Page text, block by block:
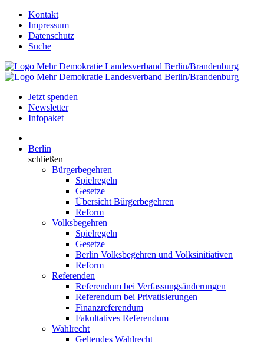
Kontakt
Impressum
Datenschutz
Suche
Jetzt spenden
Newsletter
Infopaket
Berlin
schließen
Bürgerbegehren
Spielregeln
Gesetze
Übersicht Bürgerbegehren
Reform
Volksbegehren
Spielregeln
Gesetze
Berlin Volksbegehren und Volksinitiativen
Reform
Referenden
Referendum bei Verfassungsänderungen
Referendum bei Privatisierungen
Finanzreferendum
Fakultatives Referendum
Wahlrecht
Geltendes Wahlrecht